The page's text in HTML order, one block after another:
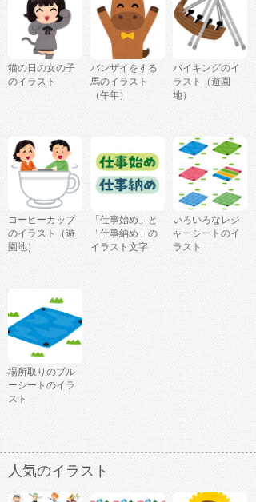
猫の日の女の子
のイラスト
バンザイをする
馬のイラスト
（午年）
バイキングのイ
ラスト（遊園
地）
コーヒーカップ
のイラスト（遊
園地）
「仕事始め」と
「仕事納め」の
イラスト文字
いろいろなレジ
ャーシートのイ
ラスト
場所取りのブル
ーシートのイラ
スト
人気のイラスト